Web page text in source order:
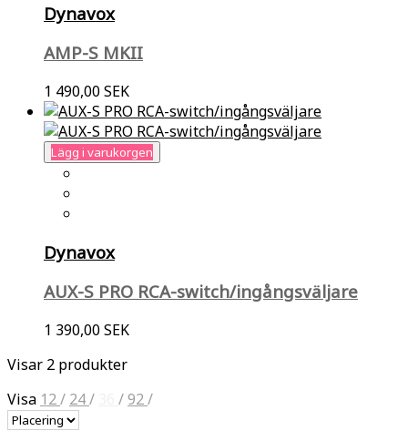
Dynavox
AMP-S MKII
1 490,00 SEK
Lägg i varukorgen
Dynavox
AUX-S PRO RCA-switch/ingångsväljare
1 390,00 SEK
Visar 2 produkter
Visa 12/ 24/ /92/